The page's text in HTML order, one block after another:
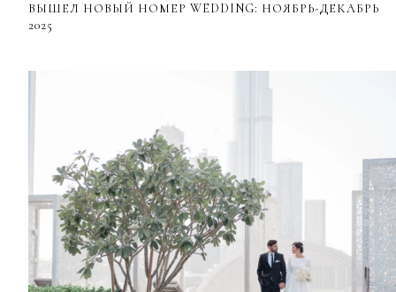
ВЫШЕЛ НОВЫЙ НОМЕР WEDDING: НОЯБРЬ-ДЕКАБРЬ
2025